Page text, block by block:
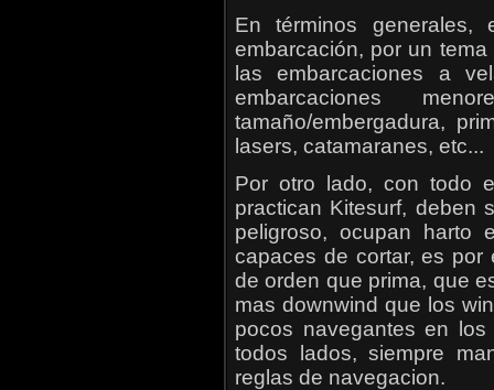
En términos
embarcación, por un
las embarcaciones a
embarcaciones
tamaño/embergadura,
lasers, catamaranes, etc...
Por otro lado, con todo
practican Kitesurf, deben
peligroso, ocupan
capaces de cortar, es
de orden que prima, que
mas downwind que los
pocos navegantes en
todos lados, siempre
reglas de navegacion.